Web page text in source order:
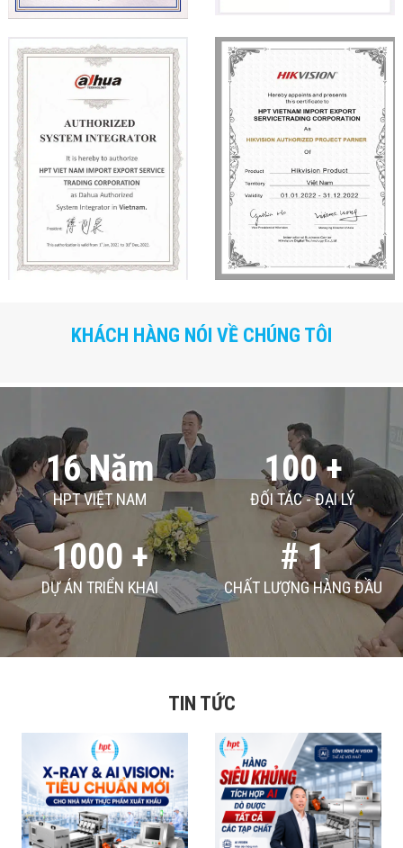
KHÁCH HÀNG NÓI VỀ CHÚNG TÔI
16 Năm
HPT VIỆT NAM
100 +
ĐỐI TÁC - ĐẠI LÝ
1000 +
DỰ ÁN TRIỂN KHAI
# 1
CHẤT LƯỢNG HÀNG ĐẦU
TIN TỨC